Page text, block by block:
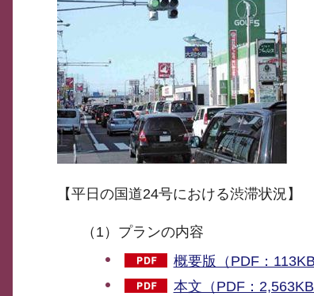
【平日の国道24号における渋滞状況】
（1）プランの内容
概要版（PDF：113KB
本文（PDF：2,563KB